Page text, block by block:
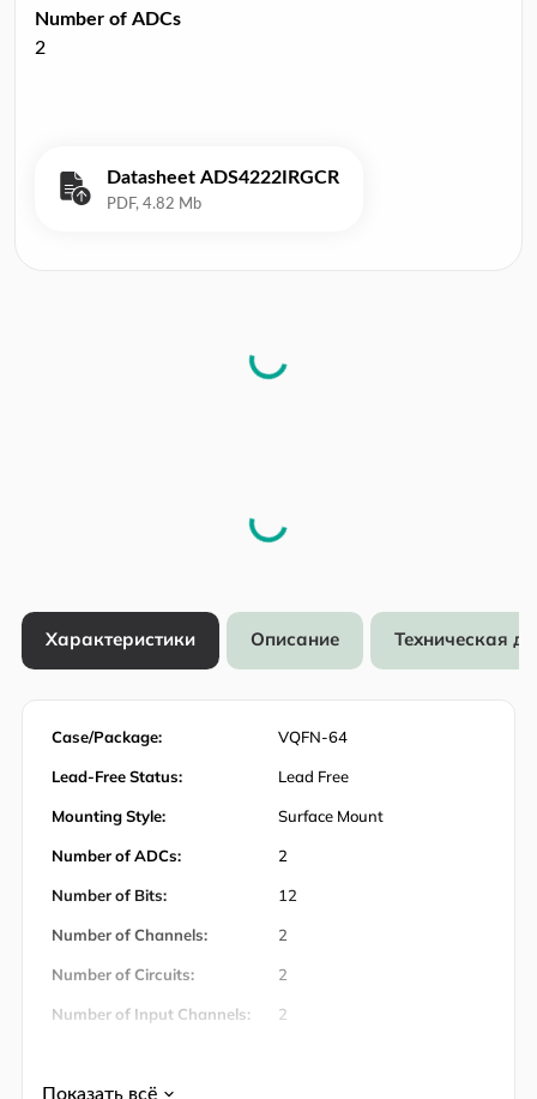
Number of ADCs
2
Datasheet ADS4222IRGCR
Характеристики Описание Техническая
Case/Package: VQFN-64
Lead-Free Status: Lead Free
Mounting Style: Surface Mount
Number of ADCs: 2
Number of Bits: 12
Number of Channels: 2
Number of Circuits: 2
Number of Input Channels: 2
Количество штифтов: